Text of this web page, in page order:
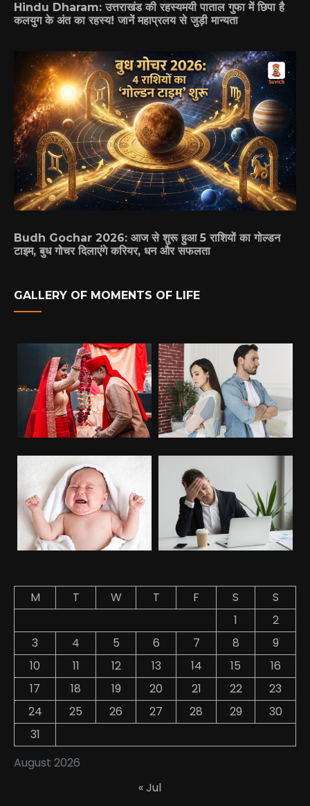
Hindu Dharam: उत्तराखंड की रहस्यमयी पाताल गुफा में छिपा है
कलयुग के अंत का रहस्य! जानें महाप्रलय से जुड़ी मान्यता
Budh Gochar 2026: आज से शुरू हुआ 5 राशियों का गोल्डन
टाइम, बुध गोचर दिलाएंगे करियर, धन और सफलता
GALLERY OF MOMENTS OF LIFE
August 2026
M T W T F S
S
1
2
3
4 5 6 7 8
9
10
11 12 13 14 15
16
17
18 19 20 21 22
23
24
25 26 27 28 29
30
31
« Jul